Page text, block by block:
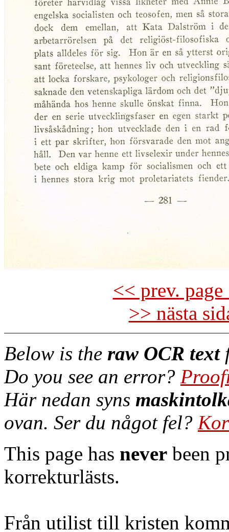
<< prev.
>> nästa
Below is the raw OCR text
Do you see an error?
Här nedan syns
ovan. Ser du något fel?
This page has never been
korrekturlästs.
Från utilist till kristen